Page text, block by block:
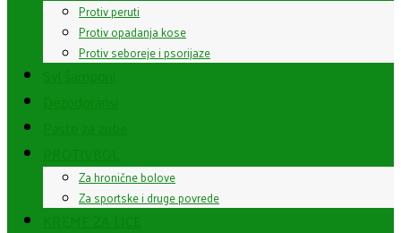
Protiv peruti
Protiv opadanja kose
Protiv seboreje i psorijaze
Za hronične bolove
Za sportske i druge povrede